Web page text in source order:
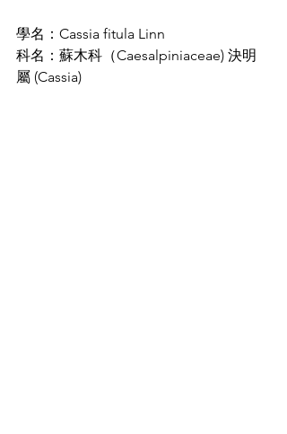
學名：Cassia fitula Linn
科名：蘇木科（Caesalpiniaceae) 決明
屬 (Cassia)